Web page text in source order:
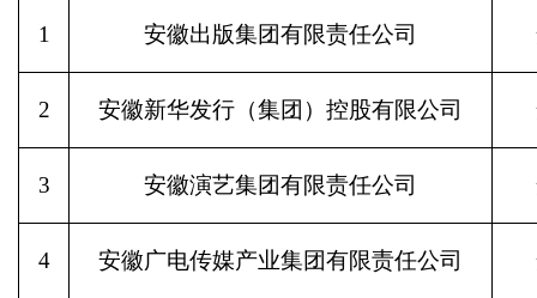
1 安徽出版集团有限责任公司
2 安徽新华发行（集团）控股有限公司
3 安徽演艺集团有限责任公司
4 安徽广电传媒产业集团有限责任公司